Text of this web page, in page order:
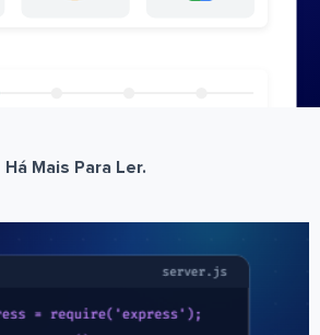
Há Mais Para Ler.